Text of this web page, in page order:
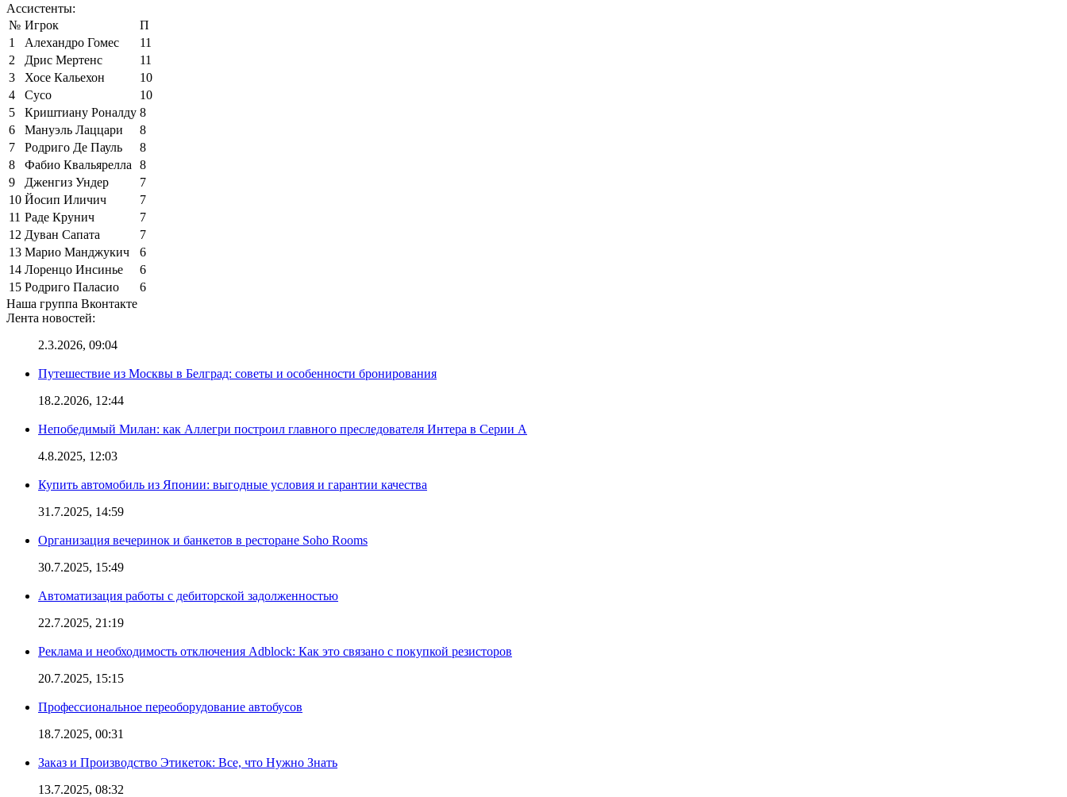
Ассистенты:
№ Игрок
П
1
Алехандро Гомес
11
2
Дрис Мертенс
11
3
Хосе Кальехон
10
4
Сусо
10
5
Криштиану Роналду 8
6
Мануэль Лаццари
8
7
Родриго Де Пауль
8
8
Фабио Квальярелла
8
9
Дженгиз Ундер
7
10 Йосип Иличич
7
11 Раде Крунич
7
12 Дуван Сапата
7
13 Марио Манджукич
6
14 Лоренцо Инсинье
6
15 Родриго Паласио
6
Наша группа Вконтакте
Лента новостей:
2.3.2026, 09:04
Путешествие из Москвы в Белград: советы и особенности бронирования
18.2.2026, 12:44
Непобедимый Милан: как Аллегри построил главного преследователя Интера в Серии А
4.8.2025, 12:03
Купить автомобиль из Японии: выгодные условия и гарантии качества
31.7.2025, 14:59
Организация вечеринок и банкетов в ресторане Soho Rooms
30.7.2025, 15:49
Автоматизация работы с дебиторской задолженностью
22.7.2025, 21:19
Реклама и необходимость отключения Adblock: Как это связано с покупкой резисторов
20.7.2025, 15:15
Профессиональное переоборудование автобусов
18.7.2025, 00:31
Заказ и Производство Этикеток: Все, что Нужно Знать
13.7.2025, 08:32